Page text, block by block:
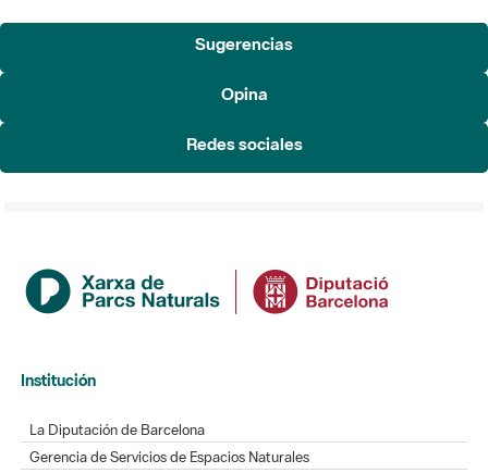
Sugerencias
Opina
Redes sociales
Institución
La Diputación de Barcelona
Gerencia de Servicios de Espacios Naturales